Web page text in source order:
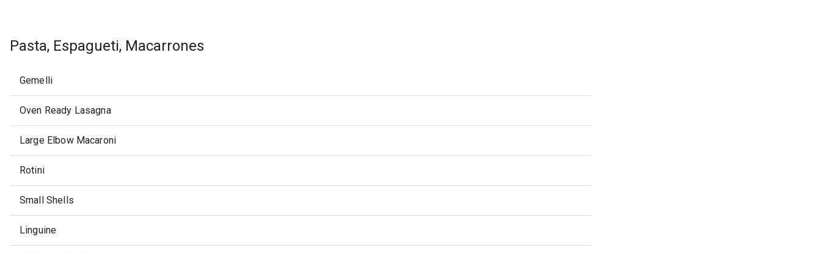
Pasta, Espagueti, Macarrones
Gemelli
Oven Ready Lasagna
Large Elbow Macaroni
Rotini
Small Shells
Linguine